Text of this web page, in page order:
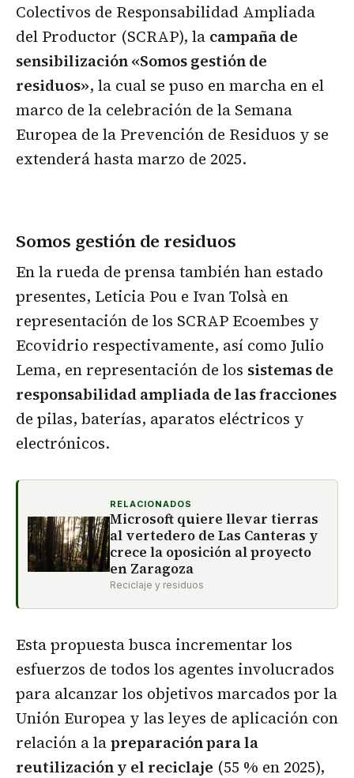
Colectivos de Responsabilidad Ampliada
del Productor (SCRAP), la campaña de
sensibilización «Somos gestión de
residuos», la cual se puso en marcha en el
marco de la celebración de la Semana
Europea de la Prevención de Residuos y se
extenderá hasta marzo de 2025.
Somos gestión de residuos
En la rueda de prensa también han estado
presentes, Leticia Pou e Ivan Tolsà en
representación de los SCRAP Ecoembes y
Ecovidrio respectivamente, así como Julio
Lema, en representación de los sistemas de
responsabilidad ampliada de las fracciones
de pilas, baterías, aparatos eléctricos y
electrónicos.
RELACIONADOS
Microsoft quiere llevar tierras
al vertedero de Las Canteras y
crece la oposición al proyecto
en Zaragoza
Reciclaje y residuos
Esta propuesta busca incrementar los
esfuerzos de todos los agentes involucrados
para alcanzar los objetivos marcados por la
Unión Europea y las leyes de aplicación con
relación a lapreparación para la
reutilización y el reciclaje (55 % en 2025),